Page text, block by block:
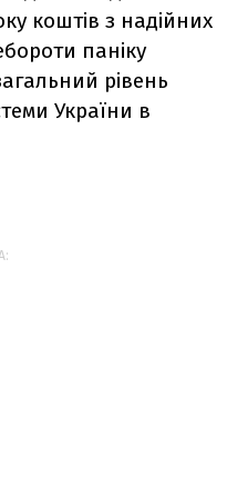
коштів з надійних
паніку
рівень
України в